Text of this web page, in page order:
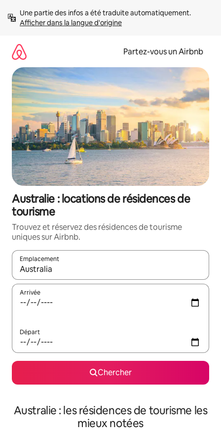
directement
Afficher dans la langue d'origine
Partez-vous un Airbnb
Australie : locations de résidences de
tourisme
Trouvez et réservez des résidences de tourisme
uniques sur Airbnb.
Emplacement
Quand les résultats sont affichés, parcourez-les en utilisant
Arrivée
Départ
Chercher
Australie : les résidences de tourisme les
mieux notées